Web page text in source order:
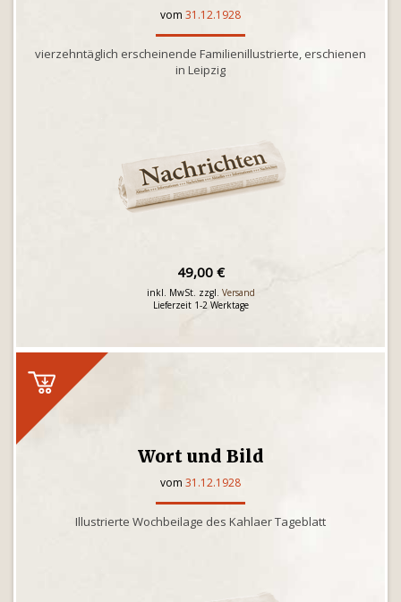
vom 31.12.1928
vierzehntäglich erscheinende Familienillustrierte, erschienen
in Leipzig
49,00 €
inkl. MwSt. zzgl. Versand
Lieferzeit 1-2 Werktage
Wort und Bild
vom 31.12.1928
Illustrierte Wochbeilage des Kahlaer Tageblatt